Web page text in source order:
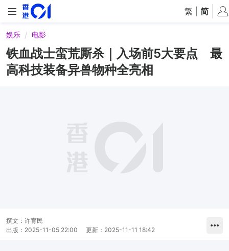
繁 简
娱乐 电影
铁血战士蛮荒厮杀｜入场前5大要点 最
高科技装备异兽物种全亮相
撰文： 许育民
出版： 2025-11-05 22:00 更新： 2025-11-11 18:42